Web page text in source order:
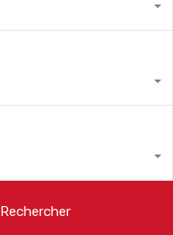
Rechercher